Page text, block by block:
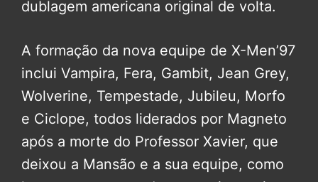
dublagem americana original de volta.
A formação da nova equipe de X-Men’97
inclui Vampira, Fera, Gambit, Jean Grey,
Wolverine, Tempestade, Jubileu, Morfo
e Ciclope, todos liderados por Magneto
após a morte do Professor Xavier, que
deixou a Mansão e a sua equipe, como